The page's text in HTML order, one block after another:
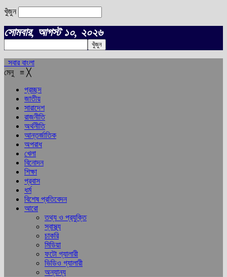
খুঁজুন
সোমবার, আগস্ট ১০, ২০২৬
সবার বাংলা
মেনু ≡ ╳
প্রচ্ছদ
জাতীয়
সারাদেশ
রাজনীতি
অর্থনীতি
আন্তর্জাতিক
অপরাধ
খেলা
বিনোদন
শিক্ষা
প্রবাস
ধর্ম
বিশেষ প্রতিবেদন
আরো
তথ্য ও প্রযুক্তি
স্বাস্থ্য
চাকরি
মিডিয়া
ফটো গ্যালারী
ভিডিও গ্যালারী
অন্যান্য